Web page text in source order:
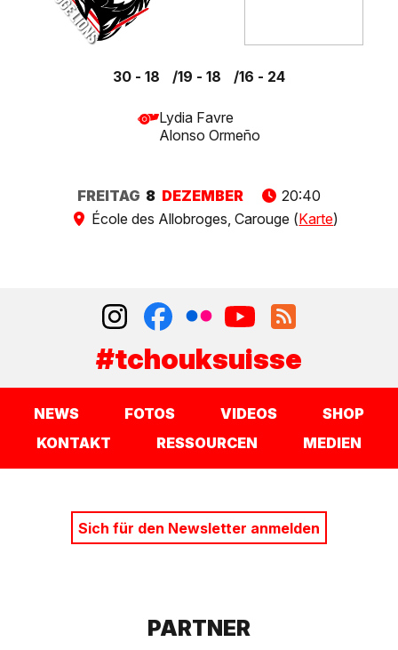
30 - 18 19 - 18 16 - 24
Lydia Favre
Alonso Ormeño
FREITAG 8 DEZEMBER
20:40
École des Allobroges, Carouge (Karte)
#tchouksuisse
NEWS FOTOS VIDEOS
SHOP
KONTAKT
RESSOURCEN MEDIEN
Sich für den Newsletter anmelden
PARTNER